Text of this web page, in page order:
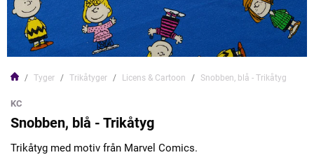
Tyger Trikåtyger Licens & Cartoon Snobben, blå - Trikåtyg
KC
Snobben, blå - Trikåtyg
Trikåtyg med motiv från Marvel Comics.